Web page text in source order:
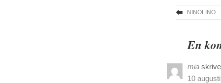
NINOLINO
En
mia
10